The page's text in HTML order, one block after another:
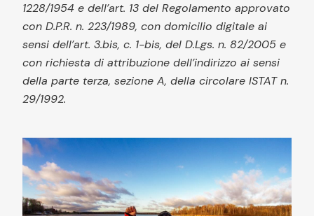
1228/1954 e dell’art. 13 del Regolamento approvato
con D.P.R. n. 223/1989, con domicilio digitale ai
sensi dell’art. 3.bis, c. 1-bis, del D.Lgs. n. 82/2005 e
con richiesta di attribuzione dell’indirizzo ai sensi
della parte terza, sezione A, della circolare ISTAT n.
29/1992.